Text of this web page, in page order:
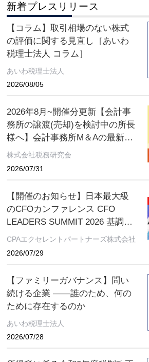
新着プレスリリース
【コラム】取引相場のない株式
の評価に関する見直し［あいわ
税理士法人 コラム］
あいわ税理士法人
2026/08/05
2026年8月~開催分更新【会計事
務所の譲渡(売却)を検討中の所長
様へ】会計事務所M＆Aの最新動
向をお伝えする無料個別勉強会
株式会社税務研究会
2026/07/31
【開催のお知らせ】日本最大級
のCFOカンファレンス CFO
LEADERS SUMMIT 2026 基調講
演にソフトバンクグループCFO
CPAエクセレントパートナーズ株式会社
2026/07/29
【ファミリーガバナンス】問い
続ける企業 ――誰のため、何の
ために存在するのか
あいわ税理士法人
2026/07/28